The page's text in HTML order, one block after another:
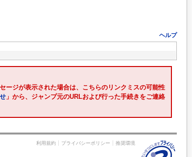
ヘルプ
ージが表示された場合は、こちらのリンクミスの可能性
」から、ジャンプ元のURLおよび行った手続きをご連絡
利用規約 プライバシーポリシー 推奨環境